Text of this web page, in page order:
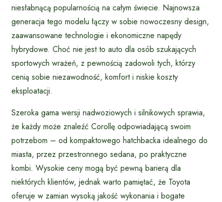
niesłabnącą popularnością na całym świecie. Najnowsza
generacja tego modelu łączy w sobie nowoczesny design,
zaawansowane technologie i ekonomiczne napędy
hybrydowe. Choć nie jest to auto dla osób szukających
sportowych wrażeń, z pewnością zadowoli tych, którzy
cenią sobie niezawodność, komfort i niskie koszty
eksploatacji.
Szeroka gama wersji nadwoziowych i silnikowych sprawia,
że każdy może znaleźć Corollę odpowiadającą swoim
potrzebom – od kompaktowego hatchbacka idealnego do
miasta, przez przestronnego sedana, po praktyczne
kombi. Wysokie ceny mogą być pewną barierą dla
niektórych klientów, jednak warto pamiętać, że Toyota
oferuje w zamian wysoką jakość wykonania i bogate